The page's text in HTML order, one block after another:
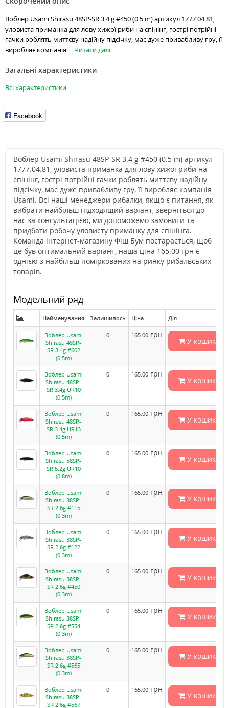
Воблер Usami Shirasu 48SP-SR 3.4 g #450 (0.5 m) артикул 1777.04.81,
уловиста приманка для лову хижої риби на спінінг, гострі потрійні
гачки роблять миттєву надійну підсічку, має дуже привабливу гру, її
виробляє компанія ... Читати далі...
Загальні характеристики
Всі характеристики
Facebook
Воблер Usami Shirasu 48SP-SR 3.4 g #450 (0.5 m) артикул
1777.04.81, уловиста приманка для лову хижої риби на
спінінг, гострі потрійні гачки роблять миттєву надійну
підсічку, має дуже привабливу гру, її виробляє компанія
Usami. Всі наші менеджери рибалки, якщо є питання, як
вибрати найбільш підходящий варіант, зверніться до
нас за консультацією, ми допоможемо замовити та
придбати робочу уловисту приманку для спінінга.
Команда інтернет-магазину Фіш Бум постарається, щоб
це був оптимальний варіант, наша ціна 165.00 грн є
однією з найбільш поміркованих на ринку рибальських
товарів.
Модельний ряд
Найменування Залишилось Ціна Дія
Воблер Usami
Shirasu 48SP-
SR 3.4g #602
(0.5m)
0 165.00 грн
У кошик
Воблер Usami
Shirasu 48SP-
SR 3.4g UR10
(0.5m)
0 165.00 грн
У кошик
Воблер Usami
Shirasu 48SP-
SR 3.4g UR13
(0.5m)
0 165.00 грн
У кошик
Воблер Usami
Shirasu 58SP-
SR 5.2g UR10
(0.8m)
0 165.00 грн
У кошик
Воблер Usami
Shirasu 38SP-
SR 2.6g #115
(0.3m)
0 165.00 грн
У кошик
Воблер Usami
Shirasu 38SP-
SR 2.6g #122
(0.3m)
0 165.00 грн
У кошик
Воблер Usami
Shirasu 38SP-
SR 2.6g #450
(0.3m)
0 165.00 грн
У кошик
Воблер Usami
Shirasu 38SP-
SR 2.6g #554
(0.3m)
0 165.00 грн
У кошик
Воблер Usami
Shirasu 38SP-
SR 2.6g #565
(0.3m)
0 165.00 грн
У кошик
Воблер Usami
Shirasu 38SP-
SR 2.6g #567
0 165.00 грн
У кошик